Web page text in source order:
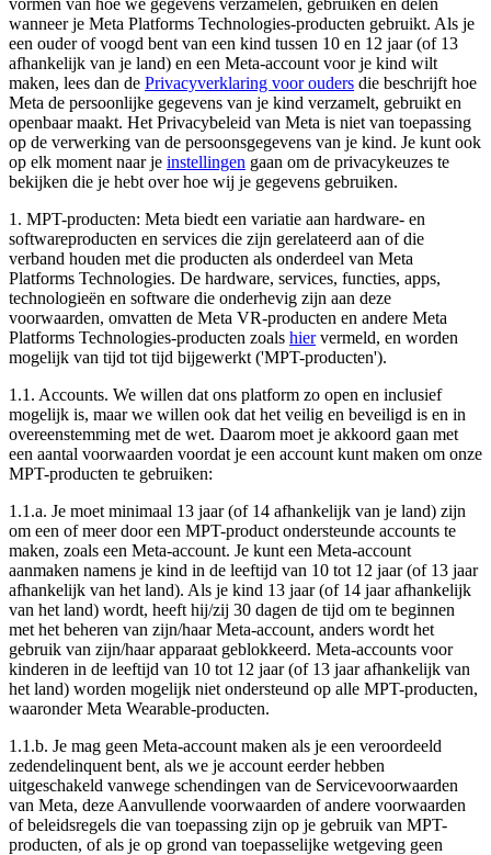
wanneer je Meta Platforms Technologies-producten gebruikt. Als je
een ouder of voogd bent van een kind tussen 10 en 12 jaar (of 13
afhankelijk van je land) en een Meta-account voor je kind wilt
maken, lees dan de Privacyverklaring voor ouders die beschrijft hoe
Meta de persoonlijke gegevens van je kind verzamelt, gebruikt en
openbaar maakt. Het Privacybeleid van Meta is niet van toepassing
op de verwerking van de persoonsgegevens van je kind. Je kunt ook
op elk moment naar je instellingen gaan om de privacykeuzes te
bekijken die je hebt over hoe wij je gegevens gebruiken.
1. MPT-producten: Meta biedt een variatie aan hardware- en
softwareproducten en services die zijn gerelateerd aan of die
verband houden met die producten als onderdeel van Meta
Platforms Technologies. De hardware, services, functies, apps,
technologieën en software die onderhevig zijn aan deze
voorwaarden, omvatten de Meta VR-producten en andere Meta
Platforms Technologies-producten zoals hiervermeld, en worden
mogelijk van tijd tot tijd bijgewerkt ('MPT-producten').
1.1. Accounts. We willen dat ons platform zo open en inclusief
mogelijk is, maar we willen ook dat het veilig en beveiligd is en in
overeenstemming met de wet. Daarom moet je akkoord gaan met
een aantal voorwaarden voordat je een account kunt maken om onze
MPT-producten te gebruiken:
1.1.a. Je moet minimaal 13 jaar (of 14 afhankelijk van je land) zijn
om een of meer door een MPT-product ondersteunde accounts te
maken, zoals een Meta-account. Je kunt een Meta-account
aanmaken namens je kind in de leeftijd van 10 tot 12 jaar (of 13 jaar
afhankelijk van het land). Als je kind 13 jaar (of 14 jaar afhankelijk
van het land) wordt, heeft hij/zij 30 dagen de tijd om te beginnen
met het beheren van zijn/haar Meta-account, anders wordt het
gebruik van zijn/haar apparaat geblokkeerd. Meta-accounts voor
kinderen in de leeftijd van 10 tot 12 jaar (of 13 jaar afhankelijk van
het land) worden mogelijk niet ondersteund op alle MPT-producten,
waaronder Meta Wearable-producten.
1.1.b. Je mag geen Meta-account maken als je een veroordeeld
zedendelinquent bent, als we je account eerder hebben
uitgeschakeld vanwege schendingen van de Servicevoorwaarden
van Meta, deze Aanvullende voorwaarden of andere voorwaarden
of beleidsregels die van toepassing zijn op je gebruik van MPT-
producten, of als je op grond van toepasselijke wetgeving geen